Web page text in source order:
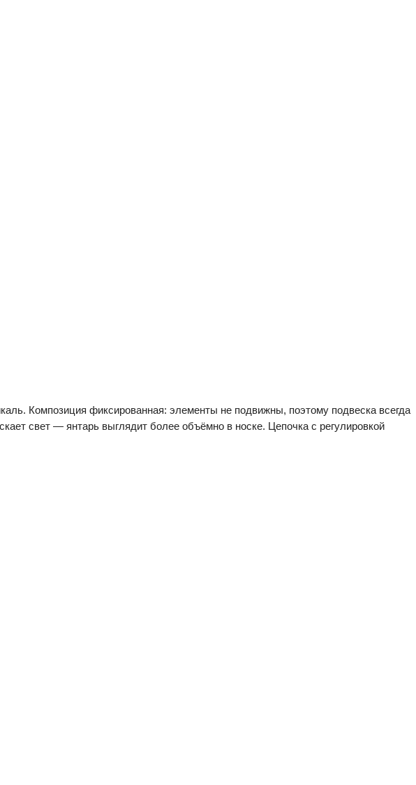
Композиция фиксированная: элементы не подвижны, поэтому подвеска всегда
свет — янтарь выглядит более объёмно в носке. Цепочка с регулировкой